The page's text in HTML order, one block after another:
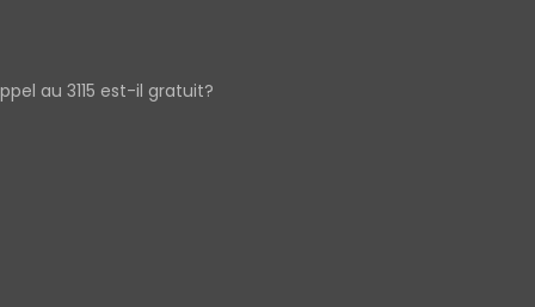
au 3115 est-il gratuit?